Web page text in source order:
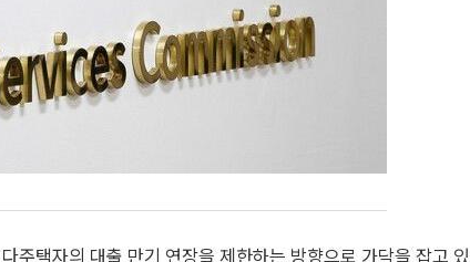
주택자의 대출 만기 연장을 제한하는 방향으로 가닥을 잡고 있